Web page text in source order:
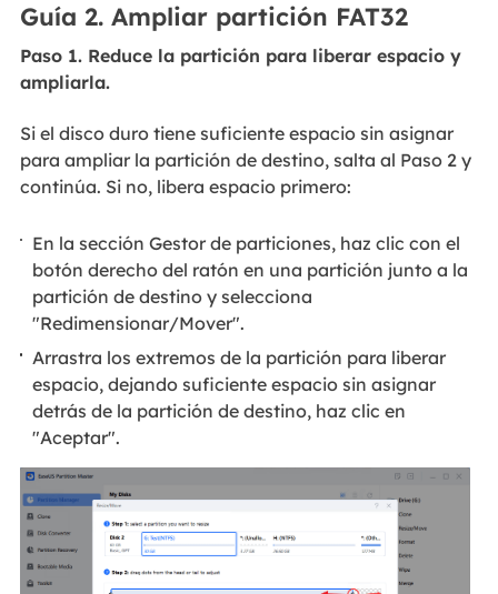
Guía 2. Ampliar partición FAT32
Paso 1. Reduce la partición para liberar espacio y
ampliarla.
Si el disco duro tiene suficiente espacio sin asignar
para ampliar la partición de destino, salta al Paso 2 y
continúa. Si no, libera espacio primero:
En la sección Gestor de particiones, haz clic con el
botón derecho del ratón en una partición junto a la
partición de destino y selecciona
"Redimensionar/Mover".
Arrastra los extremos de la partición para liberar
espacio, dejando suficiente espacio sin asignar
detrás de la partición de destino, haz clic en
"Aceptar".